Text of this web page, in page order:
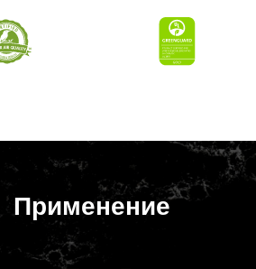
Применение